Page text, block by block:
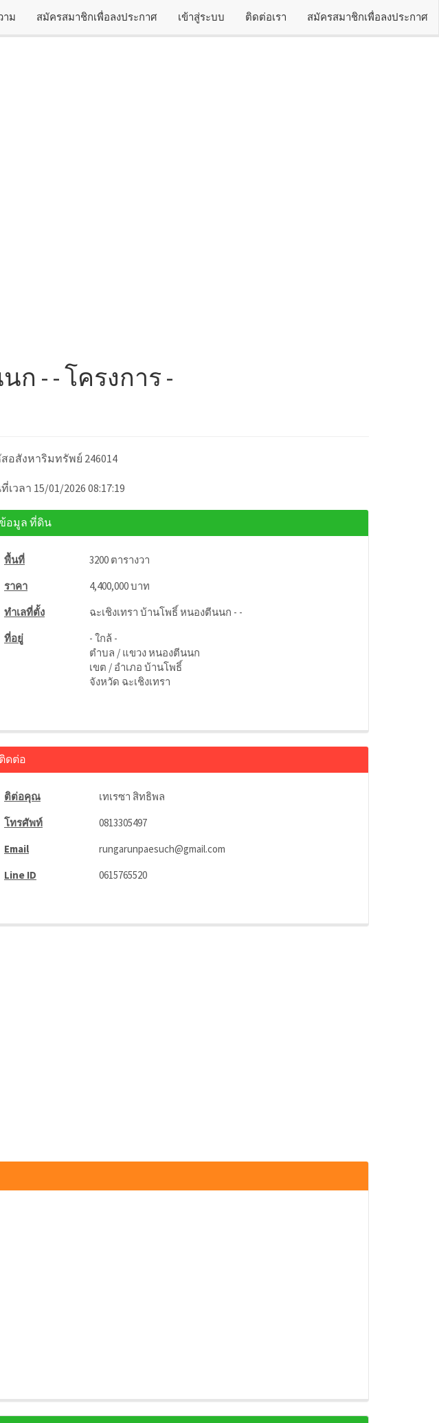
าม สมัครสมาชิกเพื่อลงประกาศ เข้าสู่ระบบ ติดต่อเรา สมัครสมาชิกเพื่อลงประกาศ
- - โครงการ -
อสังหาริมทรัพย์ 246014
เวลา 15/01/2026 08:17:19
อมูล ที่ดิน
พื้นที่
3200 ตารางวา
ราคา
4,400,000 บาท
ทำเลที่ตั้ง
ฉะเชิงเทรา บ้านโพธิ์ หนองตีนนก - -
ที่อยู่
- ใกล้ -
ตำบล / แขวง หนองตีนนก
เขต / อำเภอ บ้านโพธิ์
จังหวัด ฉะเชิงเทรา
ติดต่อ
ติต่อคุณ
เทเรซา สิทธิพล
โทรศัพท์
0813305497
Email
rungarunpaesuch@gmail.com
Line ID
0615765520